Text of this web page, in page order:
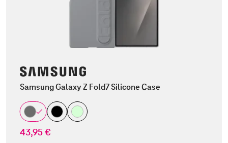
Samsung Galaxy Z Fold7 Silicone Case
43,95 €